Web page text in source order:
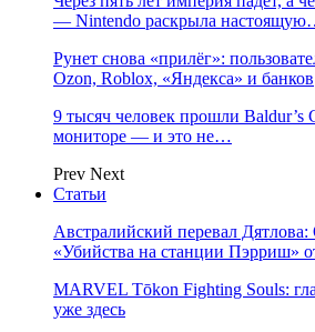
— Nintendo раскрыла
Рунет снова «прилёг»:
Ozon, Roblox, «Яндекса» и банков
9 тысяч человек прошли Baldur’s
мониторе — и это не…
Prev Next
Статьи
Австралийский перевал Дятлова:
«Убийства на станции Пэрриш»
MARVEL Tōkon Fighting Souls:
уже здесь